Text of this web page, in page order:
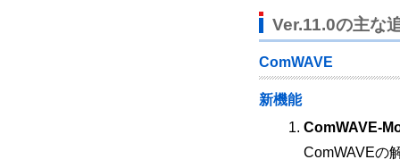
Ver.11.0の主な
ComWAVE
新機能
ComWAVE-
ComWAVEの